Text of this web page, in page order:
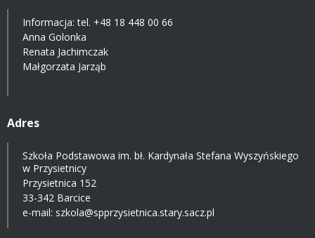
Informacja: tel. +48 18 448 00 66
Anna Golonka
Renata Jachimczak
Małgorzata Jarząb
Adres
Szkoła Podstawowa im. bł. Kardynała Stefana Wyszyńskiego
w Przysietnicy
Przysietnica 152
33-342 Barcice
e-mail: szkola@spprzysietnica.stary.sacz.pl